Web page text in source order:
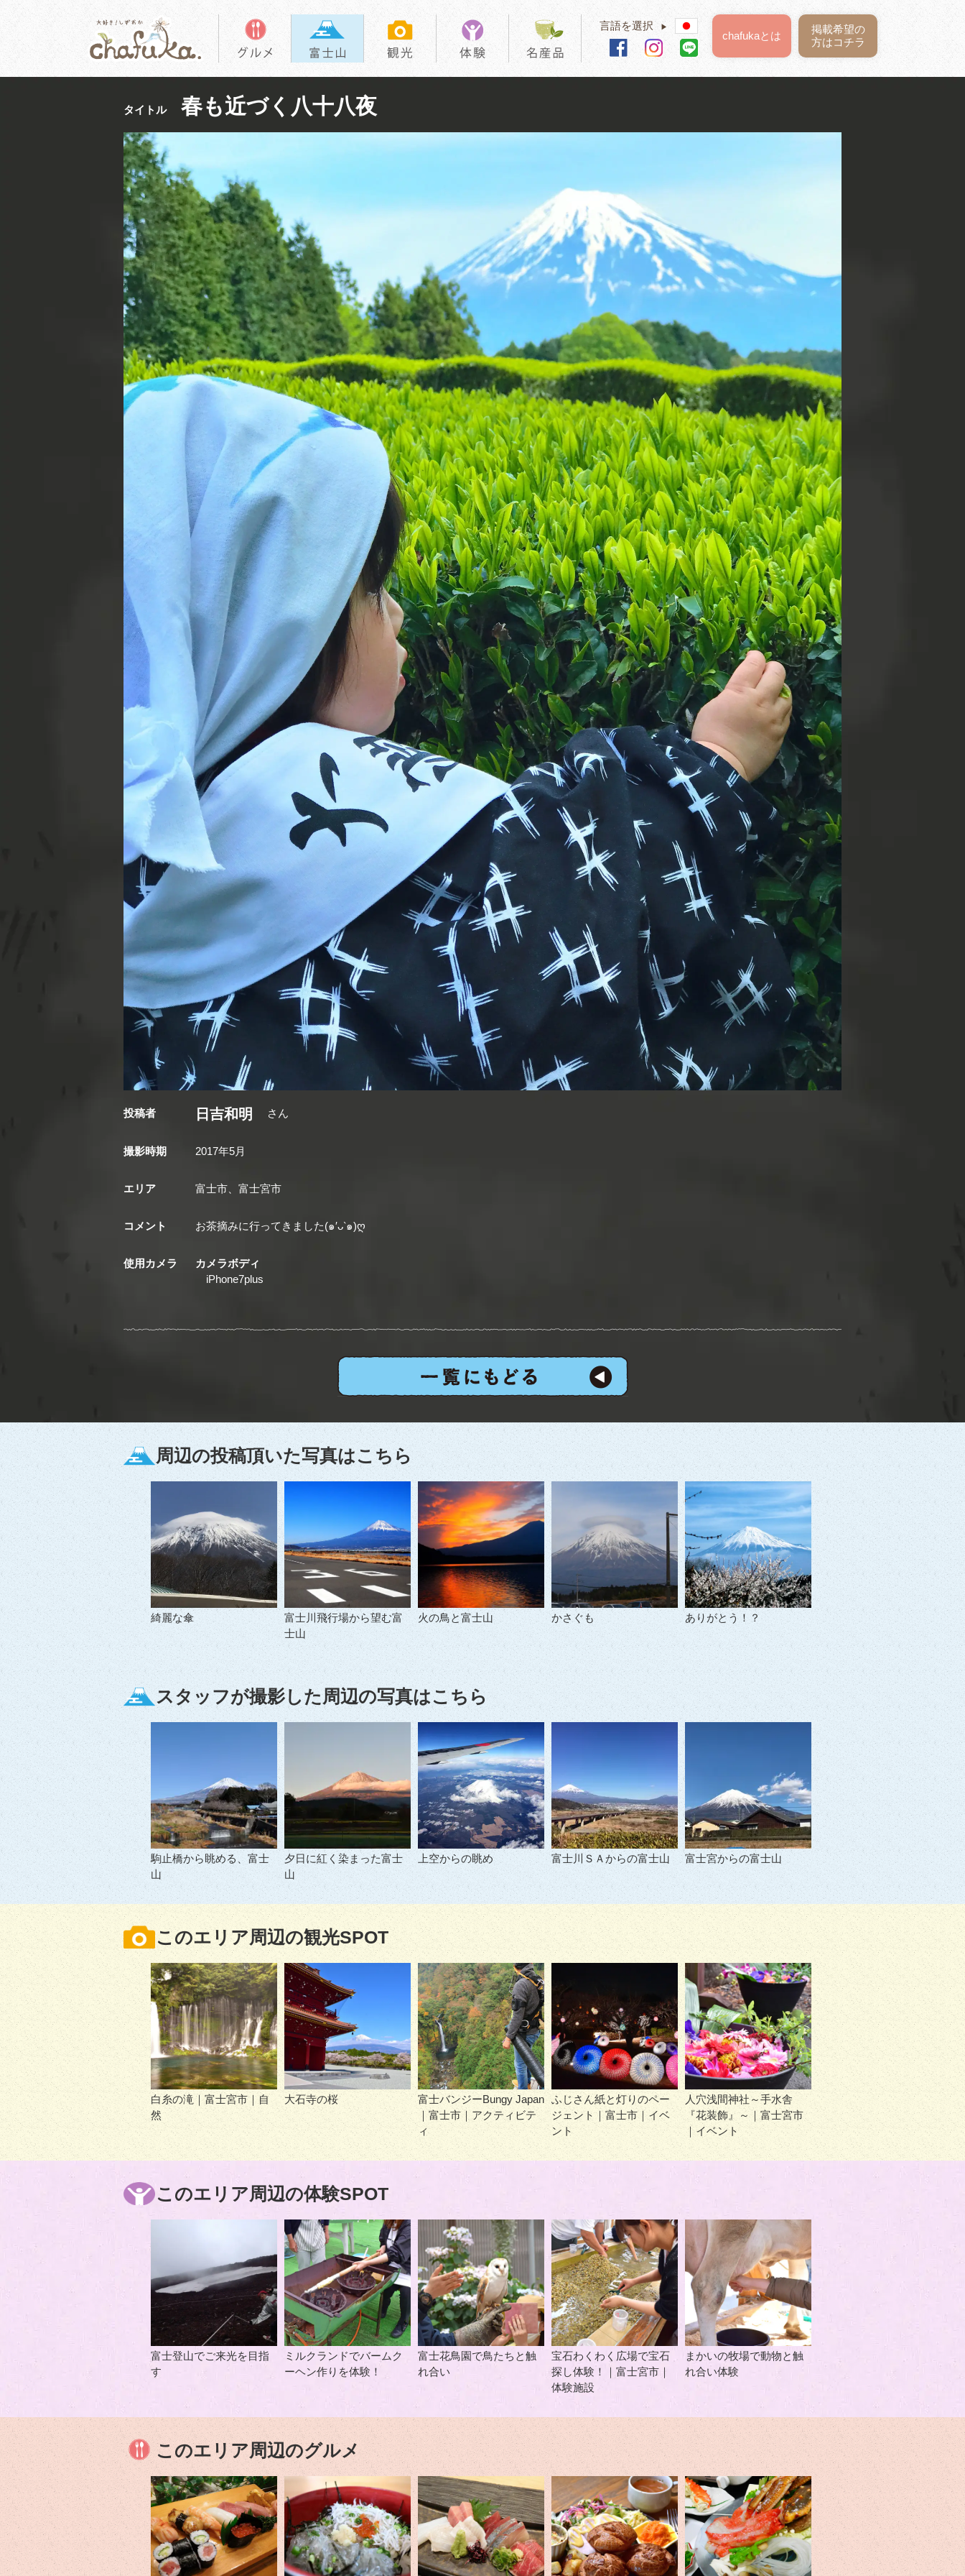
言語を選択 ▶
掲載希望の
方はコチラ
chafukaとは
タイトル 春も近づく八十八夜
投稿者 日吉和明 さん
撮影時期 2017年5月
エリア 富士市、富士宮市
コメント お茶摘みに行ってきました(๑′ᴗ‵๑)ღ
使用カメラ
カメラボディ
iPhone7plus
周辺の投稿頂いた写真はこちら
綺麗な傘
富士川飛行場から望む富
士山
火の鳥と富士山 かさぐも ありがとう！？
スタッフが撮影した周辺の写真はこちら
駒止橋から眺める、富士
山
夕日に紅く染まった富士
山
上空からの眺め 富士川ＳＡからの富士山 富士宮からの富士山
このエリア周辺の観光SPOT
白糸の滝｜富士宮市｜自
然
大石寺の桜
富士バンジーBungy Japan
｜富士市｜アクティビテ
ィ
ふじさん紙と灯りのペー
ジェント｜富士市｜イベ
ント
人穴浅間神社～手水舎
『花装飾』～｜富士宮市
｜イベント
このエリア周辺の体験SPOT
富士登山でご来光を目指
す
ミルクランドでバームク
ーヘン作りを体験！
富士花鳥園で鳥たちと触
れ合い
宝石わくわく広場で宝石
探し体験！｜富士宮市｜
体験施設
まかいの牧場で動物と触
れ合い体験
このエリア周辺のグルメ